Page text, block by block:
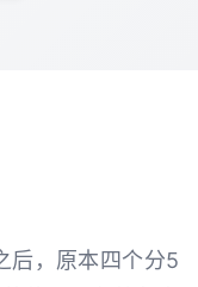
后，原本四个分5